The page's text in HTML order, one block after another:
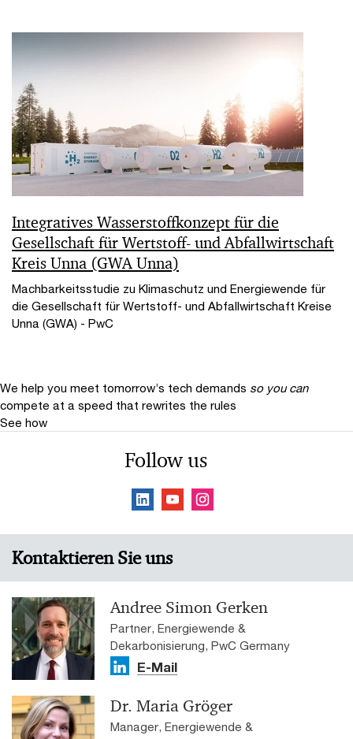
Integratives Wasserstoffkonzept für die
Gesellschaft für Wertstoff- und Abfallwirtschaft
Kreis Unna (GWA Unna)
Machbarkeitsstudie zu Klimaschutz und Energiewende für
die Gesellschaft für Wertstoff- und Abfallwirtschaft Kreise
Unna (GWA) - PwC
We help you meet tomorrow’s tech demands so you can
compete at a speed that rewrites the rules
See how
Follow us
Kontaktieren Sie uns
Andree Simon Gerken
Partner, Energiewende &
Dekarbonisierung, PwC Germany
E-Mail
Dr. Maria Gröger
Manager, Energiewende &